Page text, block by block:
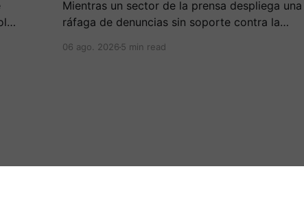
Mientras un sector de la prensa despliega una
ráfaga de denuncias sin soporte contra la
documentos oficiales revelan acuerdos por 140
06 ago. 20265 min read